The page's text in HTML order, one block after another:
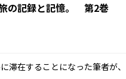
の記録と記憶。 第2巻
滞在することになった筆者が